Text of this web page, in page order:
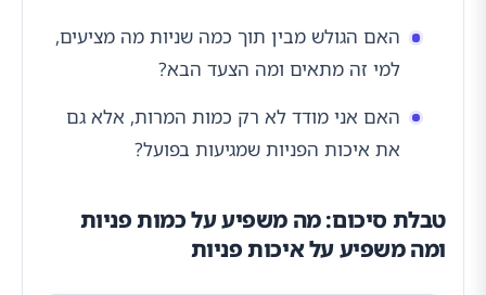
האם הגולש מבין תוך כמה שניות מה מציעים,
למי זה מתאים ומה הצעד הבא?
האם אני מודד לא רק כמות המרות, אלא גם
את איכות הפניות שמגיעות בפועל?
טבלת סיכום: מה משפיע על כמות פניות
ומה משפיע על איכות פניות